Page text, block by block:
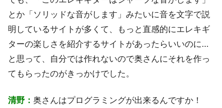
とか「ソリッドな音がします」みたいに音を文字で説
明しているサイトが多くて、もっと直感的にエレキギ
ターの楽しさを紹介するサイトがあったらいいのに…
と思って、自分では作れないので奥さんにそれを作っ
てもらったのがきっかけでした。
清野： 奥さんはプログラミングが出来るんですか！